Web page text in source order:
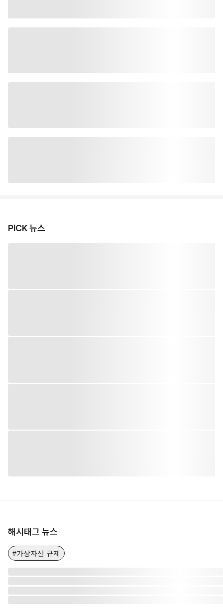
PiCK 뉴스
해시태그 뉴스
#가상자산 규제